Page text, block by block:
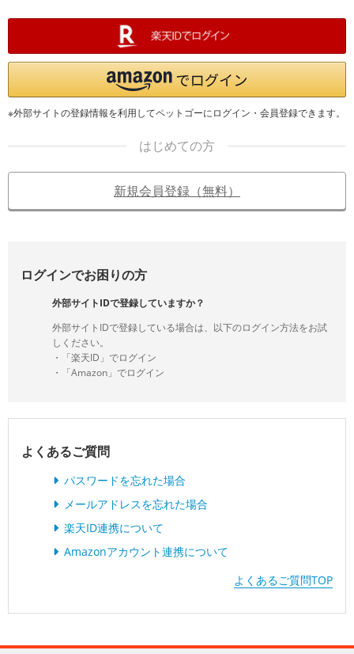
※外部サイトの登録情報を利用してペットゴーにログイン・会員登録できます。
はじめての方
新規会員登録（無料）
ログインでお困りの方
外部サイトIDで登録していますか？
外部サイトIDで登録している場合は、以下のログイン方法をお試
しください。
・「楽天ID」でログイン
・「Amazon」でログイン
よくあるご質問
パスワードを忘れた場合
メールアドレスを忘れた場合
楽天ID連携について
Amazonアカウント連携について
よくあるご質問TOP